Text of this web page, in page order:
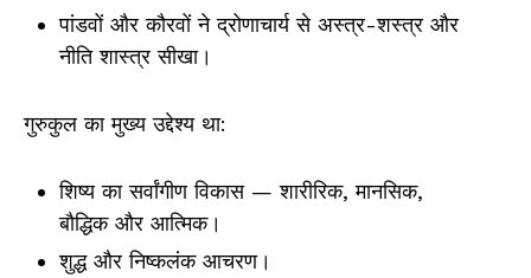
पांडवों और कौरवों ने द्रोणाचार्य से अस्त्र-शस्त्र और
नीति शास्त्र सीखा।
गुरुकुल का मुख्य उद्देश्य था:
शिष्य का सर्वांगीण विकास — शारीरिक, मानसिक,
बौद्धिक और आत्मिक।
शुद्ध और निष्कलंक आचरण।